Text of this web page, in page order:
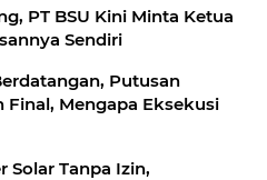
PT BSU Kini Minta Ketua
Sendiri
Putusan
Mengapa Eksekusi
Solar Tanpa Izin,